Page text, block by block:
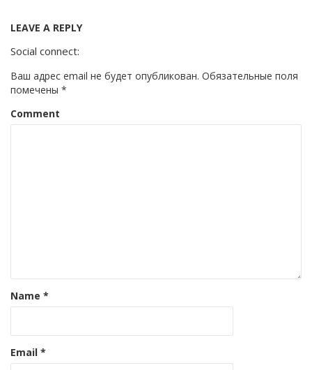
LEAVE A REPLY
Social connect:
Ваш адрес email не будет опубликован. Обязательные поля
помечены *
Comment
Name *
Email *